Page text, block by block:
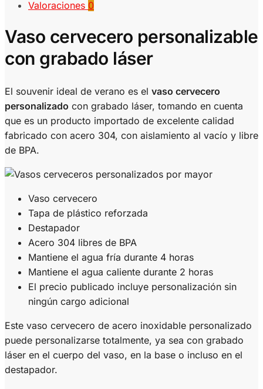
Valoraciones 0
Vaso cervecero personalizable
con grabado láser
El souvenir ideal de verano es el vaso cervecero
personalizado con grabado láser, tomando en cuenta
que es un producto importado de excelente calidad
fabricado con acero 304, con aislamiento al vacío y libre
de BPA.
Vaso cervecero
Tapa de plástico reforzada
Destapador
Acero 304 libres de BPA
Mantiene el agua fría durante 4 horas
Mantiene el agua caliente durante 2 horas
El precio publicado incluye personalización sin
ningún cargo adicional
Este vaso cervecero de acero inoxidable personalizado
puede personalizarse totalmente, ya sea con grabado
láser en el cuerpo del vaso, en la base o incluso en el
destapador.